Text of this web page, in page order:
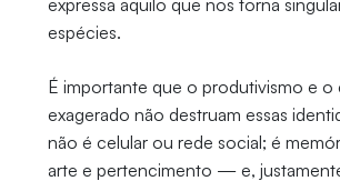
espécies.
É importante que o produtivismo e o
exagerado não destruam essas
não é celular ou rede social; é
arte e pertencimento — e,